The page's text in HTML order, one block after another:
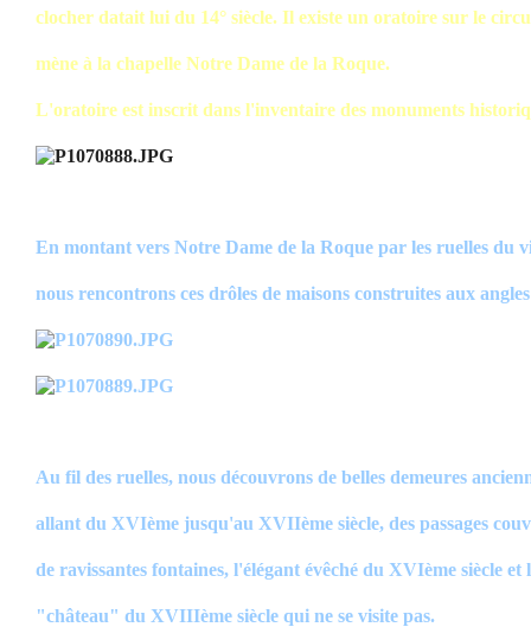
clocher datait lui du 14° siècle. Il existe un oratoire sur le
mène à la chapelle Notre Dame de la Roque.
L'oratoire est inscrit dans l'inventaire des monuments
En montant vers Notre Dame de la Roque par les ruelles du
nous rencontrons ces drôles de maisons construites aux
Au fil des ruelles, nous découvrons de belles demeures
allant du XVIème jusqu'au XVIIème siècle, des passages
de ravissantes fontaines, l'élégant évêché du XVIème siècle et
"château" du XVIIIème siècle qui ne se visite pas.